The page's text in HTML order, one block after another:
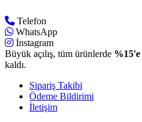
Telefon
WhatsApp
İnstagram
Büyük açılış, tüm ürünlerde %15'e
kaldı.
Sipariş Takibi
Ödeme Bildirimi
İletişim